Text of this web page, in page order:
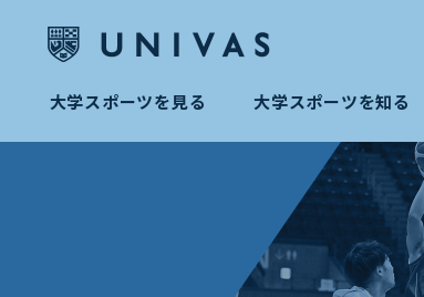
大学スポーツを見る 大学スポーツを知る